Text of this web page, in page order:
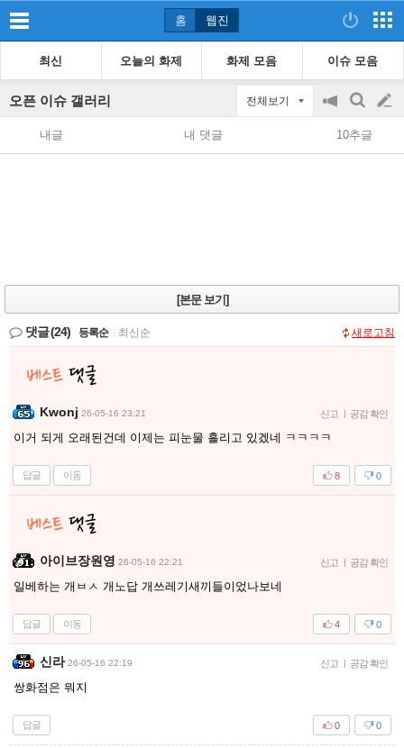
홈 웹진
최신 오늘의 화제 화제 모음 이슈 모음
오픈 이슈 갤러리 전체보기
공
지
on/off
검
색
글
쓰
내글 내 댓글 10추글
[본문 보기]
댓글(24) 등록순 최신순 새로고침
Kwonj 26-05-16 23:21 신고 | 공감 확인
이거 되게 오래된건데 이제는 피눈물 흘리고 있겠네 ㅋㅋㅋㅋ
답글 이동 0
8
아이브장원영 26-05-16 22:21 신고 | 공감 확인
일베하는 개ㅂㅅ 개노답 개쓰레기새끼들이었나보네
답글 이동 0
4
신라 26-05-16 22:19 신고 | 공감 확인
쌍화점은 뭐지
답글 0
0